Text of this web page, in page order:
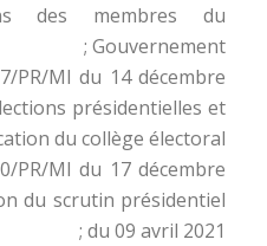
des membres du
Gouvernement ;
PR/MI du 14 décembre
présidentielles et
du collège électoral ;
PR/MI du 17 décembre
du scrutin présidentiel
du 09 avril 2021 ;